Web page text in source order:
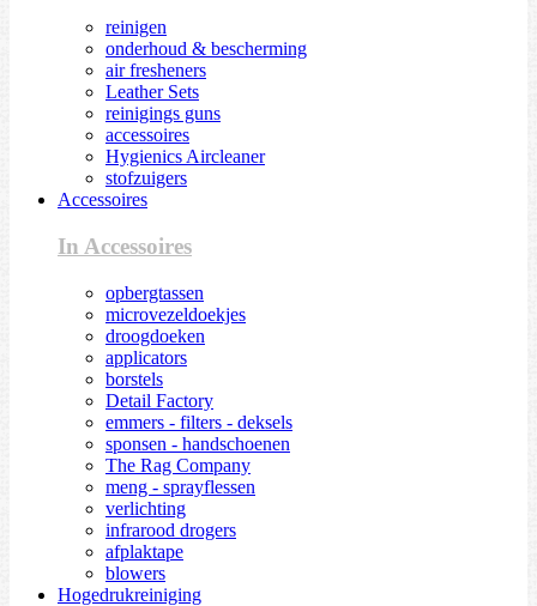
reinigen
onderhoud & bescherming
air fresheners
Leather Sets
reinigings guns
accessoires
Hygienics Aircleaner
stofzuigers
Accessoires
In Accessoires
opbergtassen
microvezeldoekjes
droogdoeken
applicators
borstels
Detail Factory
emmers - filters - deksels
sponsen - handschoenen
The Rag Company
meng - sprayflessen
verlichting
infrarood drogers
afplaktape
blowers
Hogedrukreiniging